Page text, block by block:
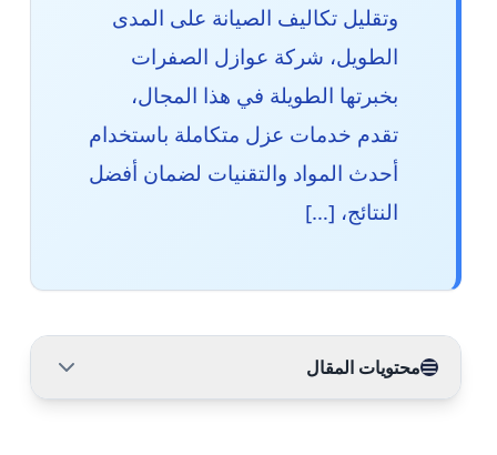
وتقليل تكاليف الصيانة على المدى
الطويل، شركة عوازل الصفرات
بخبرتها الطويلة في هذا المجال،
تقدم خدمات عزل متكاملة باستخدام
أحدث المواد والتقنيات لضمان أفضل
النتائج، […]
محتويات المقال